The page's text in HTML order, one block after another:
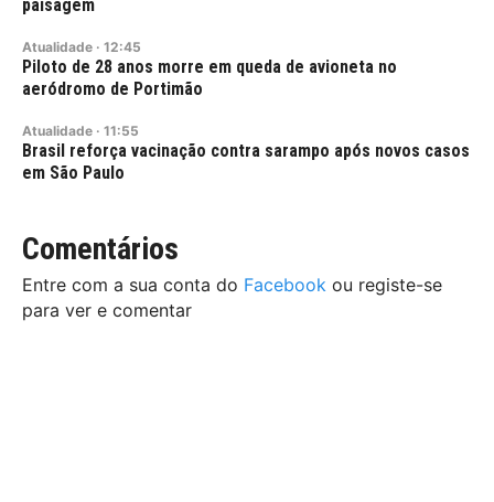
paisagem
Atualidade · 12:45
Piloto de 28 anos morre em queda de avioneta no
aeródromo de Portimão
Atualidade · 11:55
Brasil reforça vacinação contra sarampo após novos casos
em São Paulo
Comentários
Entre com a sua conta do Facebook ou registe-se
para ver e comentar